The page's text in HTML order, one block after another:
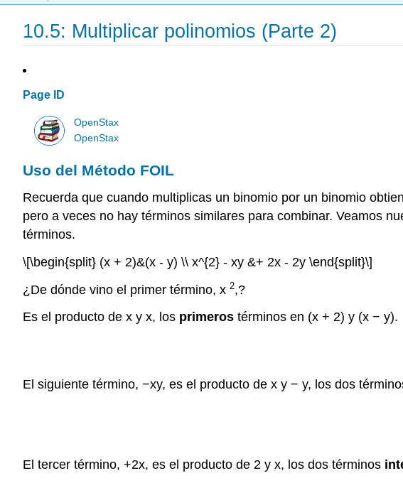
10.5: Multiplicar polinomios (Parte 2)
Page ID
OpenStax
OpenStax
Uso del Método FOIL
Recuerda que cuando multiplicas un binomio por un binomio
pero a veces no hay términos similares para combinar. Veamos
términos.
\[\begin{split} (x + 2)&(x - y) \\ x^{2} - xy &+ 2x - 2y \end{split}\]
¿De dónde vino el primer término, x 2,?
Es el producto de x y x, los primeros términos en (x + 2) y (x − y).
El siguiente término, −xy, es el producto de x y − y, los dos
El tercer término, +2x, es el producto de 2 y x, los dos términos